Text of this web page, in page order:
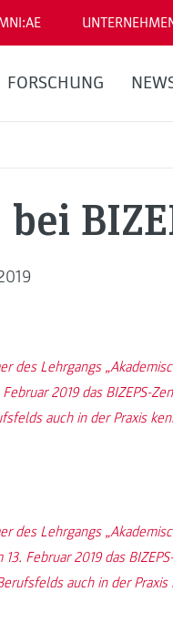
FORSCHUNG
des Lehrgangs
Februar 2019 das BIZEPS-
auch in der Praxis
des Lehrgangs
13. Februar 2019 das
auch in der